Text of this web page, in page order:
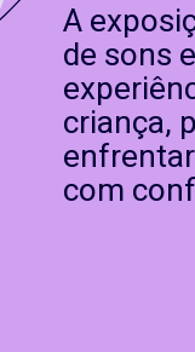
A
de sons
criança,
com